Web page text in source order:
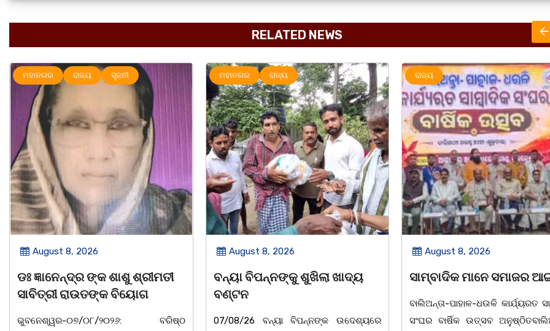
RELATED NEWS
ସୃଜନୀ
ଶାଶୁ ଶ୍ରୀମତୀ
ବିୟୋଗ
୦୮/୨୦୨୬: ବରିଷ୍ଠ
ମହାନଗର
ବନ୍ୟା ବିପନ୍ନଙ୍କୁ ଶୁଖିଲା ଖାଦ୍ୟ
ବଣ୍ଟନ
07/08/26 ବନ୍ୟା ବିପନ୍ନଙ୍କ ଉଦେଶ୍ୟରେ
ରାଜ୍ୟ
ସାମ୍ବାଦିକ ମାନେ ସମାଜର ଆଇନା
ବାଲିଅନ୍ତା-ପାହାଳ-ଧଉଳି କାର୍ଯ୍ୟରତ ସାମ୍ବାଦିକ
ସଂଘର ବାର୍ଷିକ ଉତ୍ସବ ଅନୁଷ୍ଠିତବାଲିଅନ୍ତା,୭|
ରାଜ୍ୟ
ଚିଲିକା,